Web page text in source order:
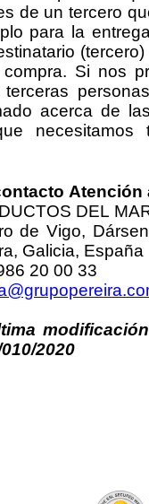
de un tercero
para
la
Si nos
terceras
acerca de
necesitamos
Atención
DEL
de Vigo,
Galicia, España
20 00 33
2020